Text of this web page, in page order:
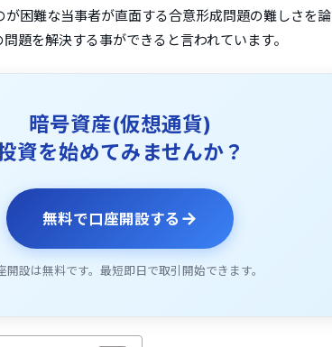
困難な当事者が直面する合意形成問題の難しさを
題を解決する事ができると言われています。
暗号資産(仮想通貨)
資を始めてみませんか？
無料で口座開設する →
開設は無料です。最短即日で取引開始できます。